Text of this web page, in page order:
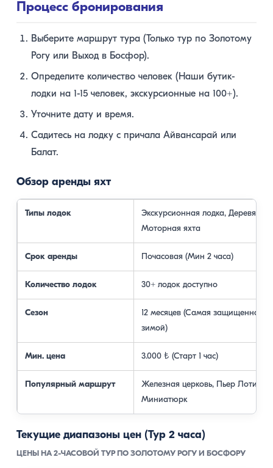
Процесс бронирования
Выберите маршрут тура (Только тур по Золотому
Рогу или Выход в Босфор).
Определите количество человек (Наши бутик-
лодки на 1-15 человек, экскурсионные на 100+).
Уточните дату и время.
Садитесь на лодку с причала Айвансарай или
Балат.
Обзор аренды яхт
Типы лодок
Экскурсионная лодка,
Моторная яхта
Срок аренды Почасовая (Мин 2 часа)
Количество лодок 30+ лодок доступно
Сезон
12 месяцев (Самая защищенная
зимой)
Мин. цена 3.000 ₺ (Старт 1 час)
Популярный маршрут
Железная церковь, Пьер Лоти,
Миниатюрк
Текущие диапазоны цен (Тур 2 часа)
ЦЕНЫ НА 2-ЧАСОВОЙ ТУР ПО ЗОЛОТОМУ РОГУ И БОСФОРУ